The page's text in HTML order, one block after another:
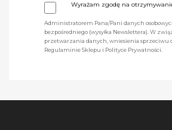
Wyrażam zgodę na
Administratorem Pana/Pani danych
bezpośredniego (wysyłka Newslettera). W
przetwarzania danych, wniesienia sprzeciwu
Regulaminie Sklepu i Polityce Prywatności.